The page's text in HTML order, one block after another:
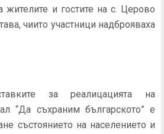
жителите и гостите на с. Церово
чиито участници надброяваха
за реалицацията на
“Да съхраним българското” е
състоянието на населението и